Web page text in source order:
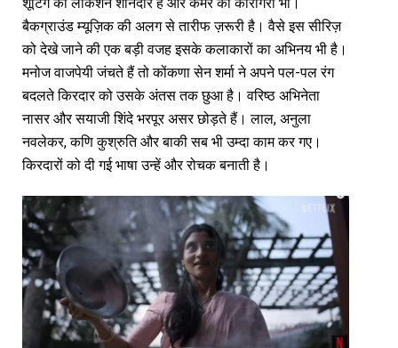
बैकग्राउंड म्यूज़िक की अलग से तारीफ ज़रूरी है। वैसे इस सीरिज़
को देखे जाने की एक बड़ी वजह इसके कलाकारों का अभिनय भी है।
मनोज वाजपेयी जंचते हैं तो कोंकणा सेन शर्मा ने अपने पल-पल रंग
बदलते किरदार को उसके अंतस तक छुआ है। वरिष्ठ अभिनेता
नासर और सयाजी शिंदे भरपूर असर छोड़ते हैं। लाल, अनुला
नवलेकर, कणि कुश्रुति और बाकी सब भी उम्दा काम कर गए।
किरदारों को दी गई भाषा उन्हें और रोचक बनाती है।